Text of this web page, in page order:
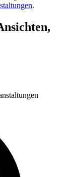
.